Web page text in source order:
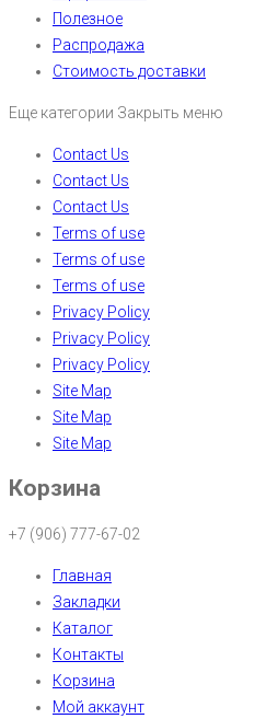
Полезное
Распродажа
Стоимость доставки
Еще категории Закрыть меню
Contact Us
Contact Us
Contact Us
Terms of use
Terms of use
Terms of use
Privacy Policy
Privacy Policy
Privacy Policy
Site Map
Site Map
Site Map
Корзина
+7 (906) 777-67-02
Главная
Закладки
Каталог
Контакты
Корзина
Мой аккаунт